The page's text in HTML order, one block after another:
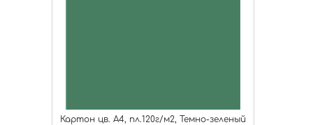
Картон цв. А4, пл.120г/м2, Темно-зеленый